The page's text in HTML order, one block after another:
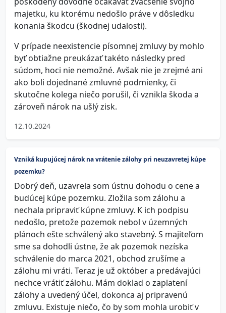
majetku, ku ktorému nedošlo práve v dôsledku
konania škodcu (škodnej udalosti).
V prípade neexistencie písomnej zmluvy by mohlo
byť obtiažne preukázať takéto následky pred
súdom, hoci nie nemožné. Avšak nie je zrejmé ani
ako boli dojednané zmluvné podmienky, či
skutočne kolega niečo porušil, či vznikla škoda a
zároveň nárok na ušlý zisk.
12.10.2024
Vzniká kupujúcej nárok na vrátenie zálohy pri neuzavretej kúpe
pozemku?
Dobrý deň, uzavrela som ústnu dohodu o cene a
budúcej kúpe pozemku. Zložila som zálohu a
nechala pripraviť kúpne zmluvy. K ich podpisu
nedošlo, pretože pozemok nebol v územných
plánoch ešte schválený ako stavebný. S majiteľom
sme sa dohodli ústne, že ak pozemok nezíska
schválenie do marca 2021, obchod zrušíme a
zálohu mi vráti. Teraz je už október a predávajúci
nechce vrátiť zálohu. Mám doklad o zaplatení
zálohy a uvedený účel, dokonca aj pripravenú
zmluvu. Existuje niečo, čo by som mohla urobiť v